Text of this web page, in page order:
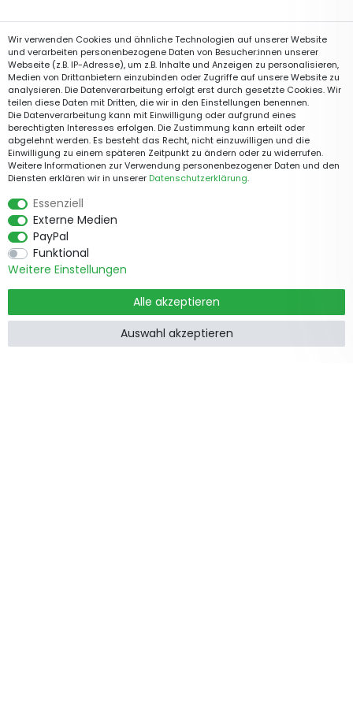
Wir verwenden Cookies und ähnliche Technologien auf unserer Website
und verarbeiten personenbezogene Daten von Besucher:innen unserer
Webseite (z.B. IP-Adresse), um z.B. Inhalte und Anzeigen zu personalisieren,
Medien von Drittanbietern einzubinden oder Zugriffe auf unsere Website zu
analysieren. Die Datenverarbeitung erfolgt erst durch gesetzte Cookies. Wir
teilen diese Daten mit Dritten, die wir in den Einstellungen benennen.
Die Datenverarbeitung kann mit Einwilligung oder aufgrund eines
berechtigten Interesses erfolgen. Die Zustimmung kann erteilt oder
abgelehnt werden. Es besteht das Recht, nicht einzuwilligen und die
Einwilligung zu einem späteren Zeitpunkt zu ändern oder zu widerrufen.
Weitere Informationen zur Verwendung personenbezogener Daten und den
Diensten erklären wir in unserer Daten­schutz­erklärung.
Essenziell
Externe Medien
PayPal
Funktional
Weitere Einstellungen
Alle akzeptieren
Auswahl akzeptieren
Informationen